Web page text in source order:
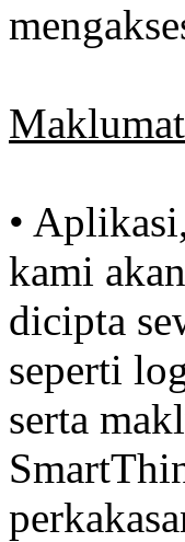
•
kami
dicipta
seperti
serta